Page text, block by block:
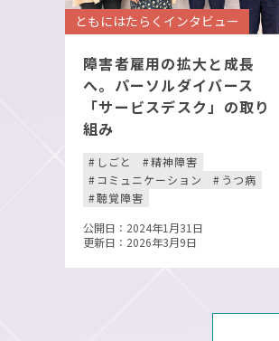
ともにはたらくインタビュー
障害者雇用の拡大と成長
へ。パーソルダイバース
「サービスデスク」の取り
組み
しごと
精神障害
コミュニケーション
うつ病
聴覚障害
公開日：2024年1月31日
更新日：2026年3月9日